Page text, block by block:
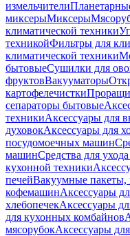
измельчители
миксерыМиксеры
климатической техники
техникойФильтры для
климатической техники
бытовыеСушилки для
фруктовВакууматоры
картофелечистки
сепараторы бытовые
техникиАксессуары для
духовокАксессуары для
посудомоечных машин
машинСредства для
кухонной техники
печейВакуумные пакеты,
кофемашинАксессуары
хлебопечекАксессуары
для кухонных комбайнов
мясорубокАксессуары